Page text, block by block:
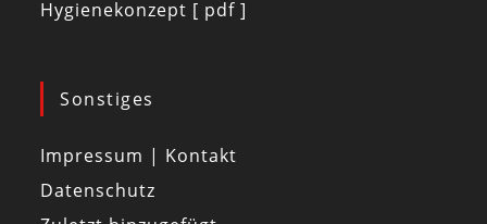
Hygienekonzept [ pdf ]
Sonstiges
Impressum | Kontakt
Datenschutz